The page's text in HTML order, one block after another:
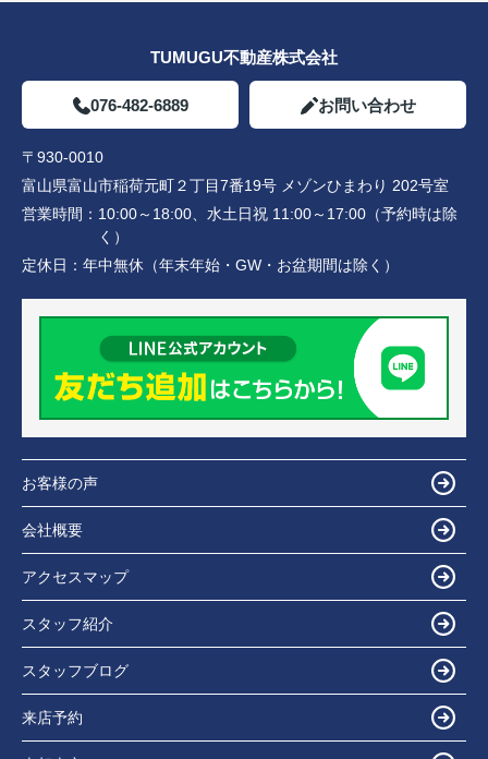
TUMUGU不動産株式会社
076-482-6889 お問い合わせ
〒930-0010
富山県富山市稲荷元町２丁目7番19号 メゾンひまわり 202号室
営業時間： 10:00～18:00、水土日祝 11:00～17:00（予約時は除
く）
定休日： 年中無休（年末年始・GW・お盆期間は除く）
お客様の声
会社概要
アクセスマップ
スタッフ紹介
スタッフブログ
来店予約